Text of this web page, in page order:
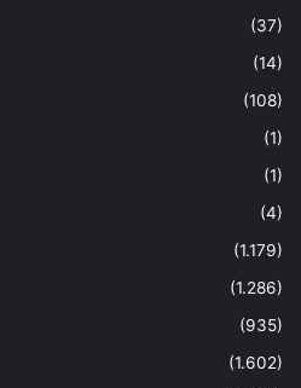
(37)
(14)
(108)
(1)
(1)
(4)
(1.179)
(1.286)
(935)
(1.602)